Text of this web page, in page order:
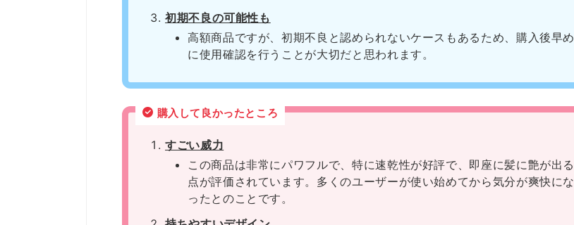
初期不良の可能性も
高額商品ですが、初期不良と認められないケースもあるため、購入後早め
に使用確認を行うことが大切だと思われます。
購入して良かったところ
すごい威力
この商品は非常にパワフルで、特に速乾性が好評で、即座に髪に艶が出る
点が評価されています。多くのユーザーが使い始めてから気分が爽快にな
ったとのことです。